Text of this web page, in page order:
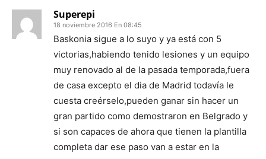
Superepi
18 noviembre 2016 En 08:45
Baskonia sigue a lo suyo y ya está con 5
victorias,habiendo tenido lesiones y un equipo
muy renovado al de la pasada temporada,fuera
de casa excepto el dia de Madrid todavía le
cuesta creérselo,pueden ganar sin hacer un
gran partido como demostraron en Belgrado y
si son capaces de ahora que tienen la plantilla
completa dar ese paso van a estar en la